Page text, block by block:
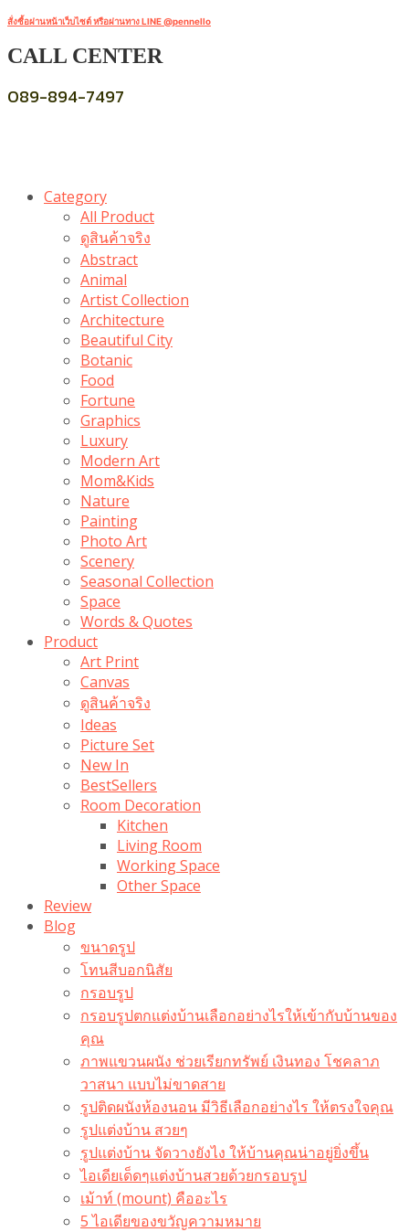
สั่งซื้อผ่านหน้าเว็บไซต์ หรือผ่านทาง LINE @pennello
CALL CENTER
089-894-7497
Category
All Product
ดูสินค้าจริง
Abstract
Animal
Artist Collection
Architecture
Beautiful City
Botanic
Food
Fortune
Graphics
Luxury
Modern Art
Mom&Kids
Nature
Painting
Photo Art
Scenery
Seasonal Collection
Space
Words & Quotes
Product
Art Print
Canvas
ดูสินค้าจริง
Ideas
Picture Set
New In
BestSellers
Room Decoration
Kitchen
Living Room
Working Space
Other Space
Review
Blog
ขนาดรูป
โทนสีบอกนิสัย
กรอบรูป
กรอบรูปตกแต่งบ้านเลือกอย่างไรให้เข้ากับบ้านของ
คุณ
ภาพแขวนผนัง ช่วยเรียกทรัพย์ เงินทอง โชคลาภ
วาสนา แบบไม่ขาดสาย
รูปติดผนังห้องนอน มีวิธีเลือกอย่างไร ให้ตรงใจคุณ
รูปแต่งบ้าน สวยๆ
รูปแต่งบ้าน จัดวางยังไง ให้บ้านคุณน่าอยู่ยิ่งขึ้น
ไอเดียเด็ดๆแต่งบ้านสวยด้วยกรอบรูป
เม้าท์ (mount) คืออะไร​
5 ไอเดียของขวัญความหมาย